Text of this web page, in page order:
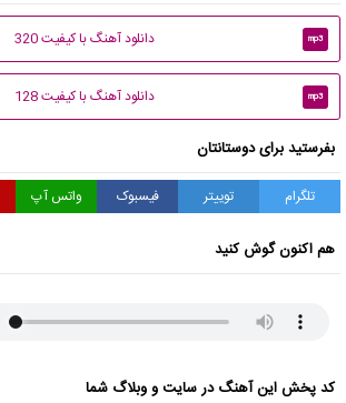
mp3 دانلود آهنگ با کیفیت 320
mp3 دانلود آهنگ با کیفیت 128
بفرستید برای دوستانتان
تلگرام توییتر فیسبوک واتس آپ
هم اکنون گوش کنید
کد پخش این آهنگ در سایت و وبلاگ شما